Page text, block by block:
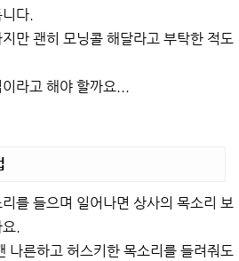
다.
만 괜히 모닝콜 해달라고 부탁한 적도
라고 해야 할까요...
를 들으며 일어나면 상사의 목소리 보
.
나른하고 허스키한 목소리를 들려줘도